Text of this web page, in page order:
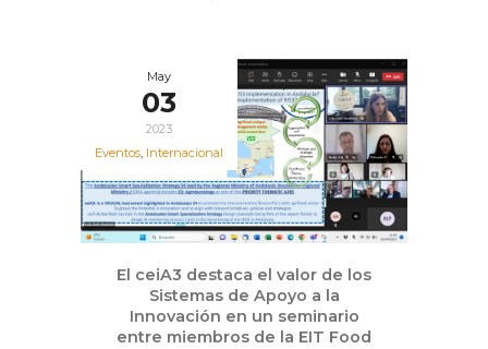
May
03
2023
Eventos, Internacional
El ceiA3 destaca el valor de los
Sistemas de Apoyo a la
Innovación en un seminario
entre miembros de la EIT Food